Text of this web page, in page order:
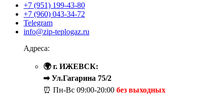
+7 (951) 199-43-80
+7 (960) 043-34-72
Telegram
info@zip-teplogaz.ru
Адреса:
🌍 г. ИЖЕВСК:
➡ Ул.Гагарина 75/2
⏰ Пн-Вс 09:00-20:00 без выходных